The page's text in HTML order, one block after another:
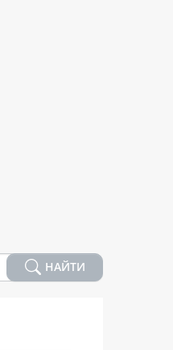
НАЙТИ